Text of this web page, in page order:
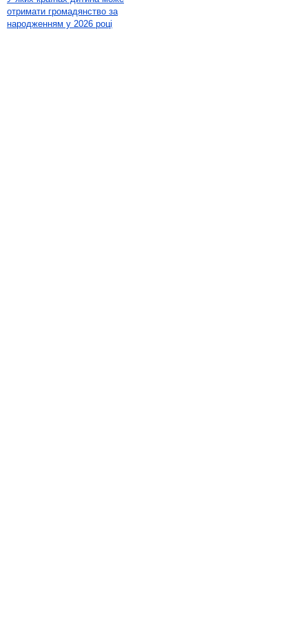
отримати громадянство за
народженням у 2026 році